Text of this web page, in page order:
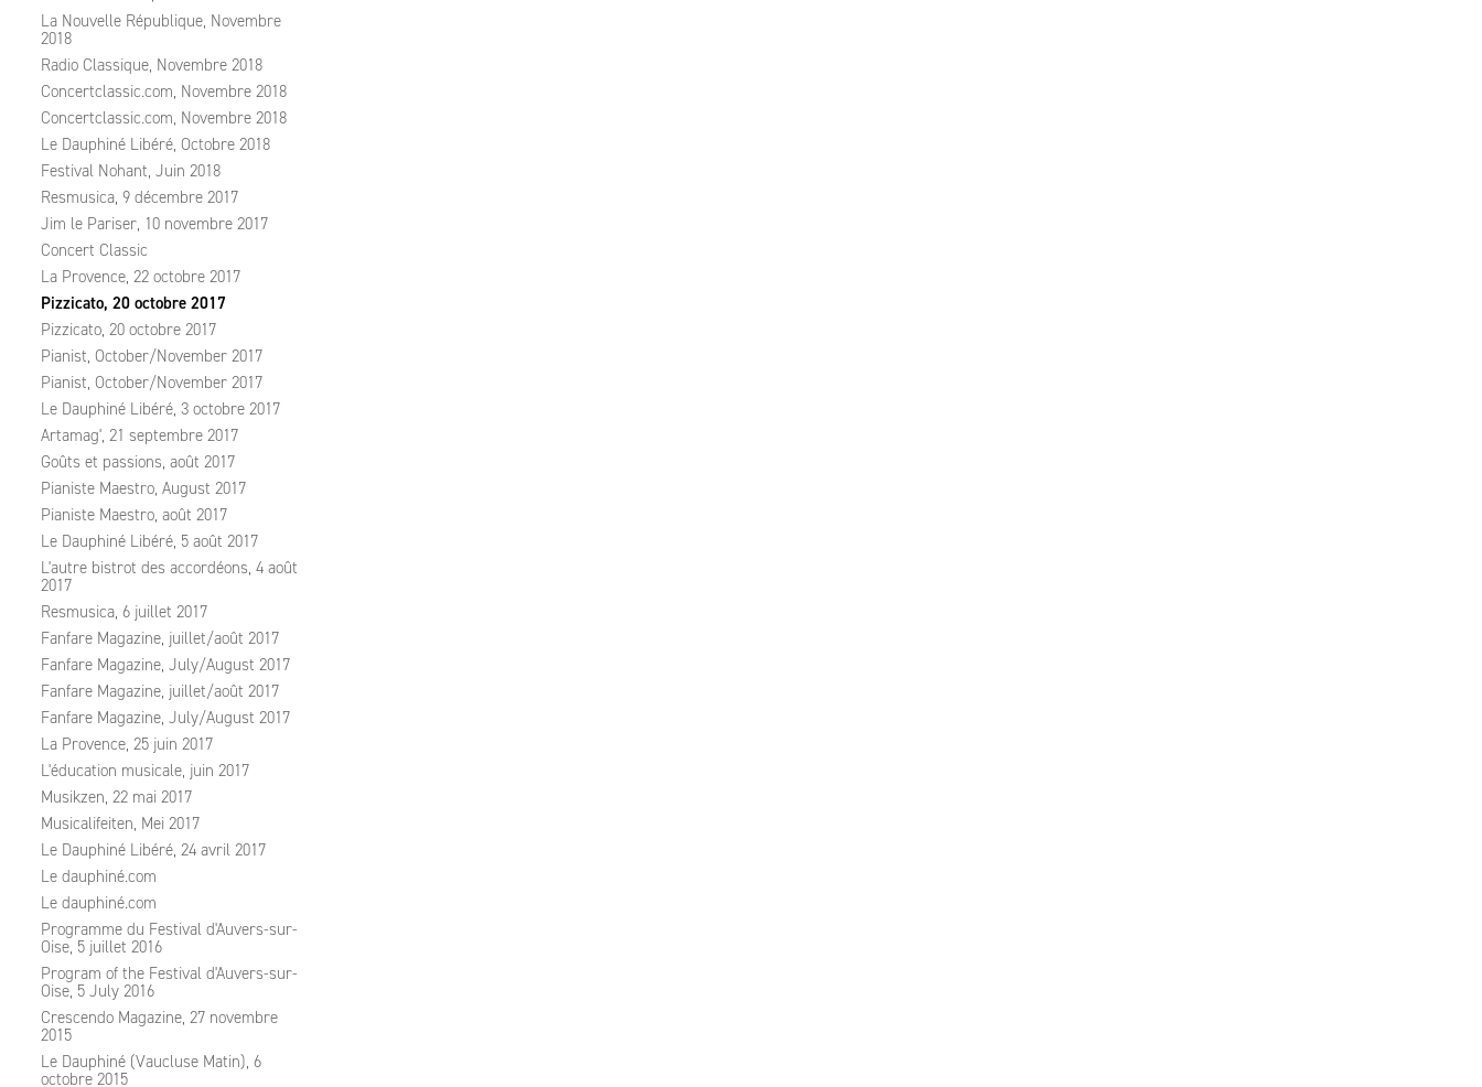
La Nouvelle République, Novembre
2018
Radio Classique, Novembre 2018
Concertclassic.com, Novembre 2018
Concertclassic.com, Novembre 2018
Le Dauphiné Libéré, Octobre 2018
Festival Nohant, Juin 2018
Resmusica, 9 décembre 2017
Jim le Pariser, 10 novembre 2017
Concert Classic
La Provence, 22 octobre 2017
Pizzicato, 20 octobre 2017
Pizzicato, 20 octobre 2017
Pianist, October/November 2017
Pianist, October/November 2017
Le Dauphiné Libéré, 3 octobre 2017
Artamag', 21 septembre 2017
Goûts et passions, août 2017
Pianiste Maestro, August 2017
Pianiste Maestro, août 2017
Le Dauphiné Libéré, 5 août 2017
L'autre bistrot des accordéons, 4 août
2017
Resmusica, 6 juillet 2017
Fanfare Magazine, juillet/août 2017
Fanfare Magazine, July/August 2017
Fanfare Magazine, juillet/août 2017
Fanfare Magazine, July/August 2017
La Provence, 25 juin 2017
L'éducation musicale, juin 2017
Musikzen, 22 mai 2017
Musicalifeiten, Mei 2017
Le Dauphiné Libéré, 24 avril 2017
Le dauphiné.com
Le dauphiné.com
Programme du Festival d'Auvers-sur-
Oise, 5 juillet 2016
Program of the Festival d'Auvers-sur-
Oise, 5 July 2016
Crescendo Magazine, 27 novembre
2015
Le Dauphiné (Vaucluse Matin), 6
octobre 2015